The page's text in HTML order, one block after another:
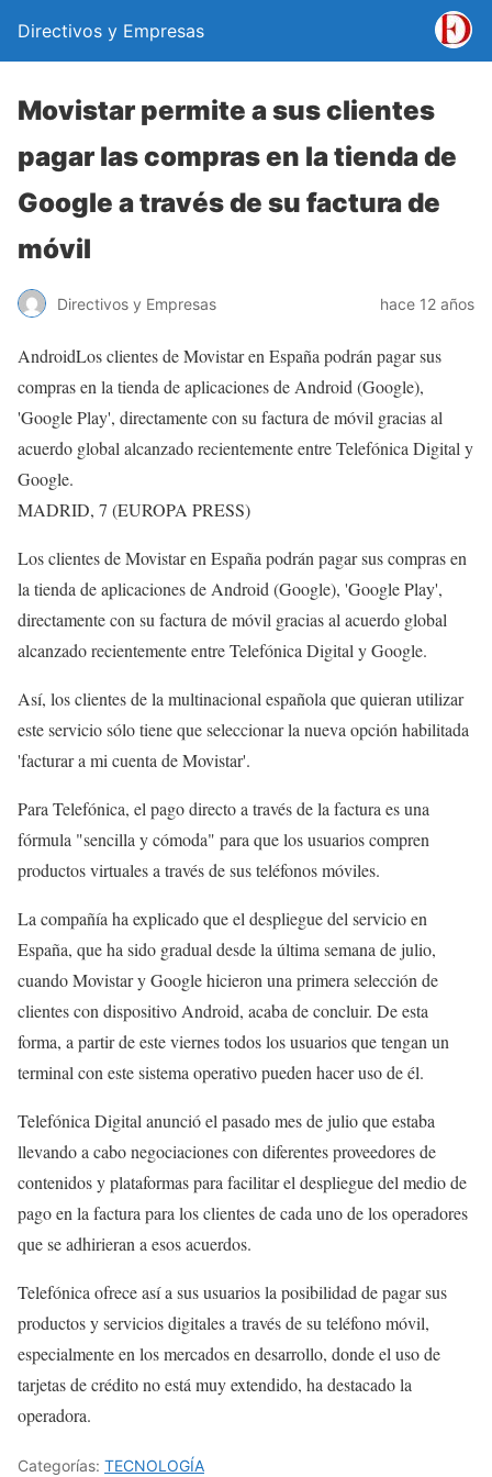
Directivos y Empresas
Movistar permite a sus clientes
pagar las compras en la tienda de
Google a través de su factura de
móvil
Directivos y Empresas hace 12 años
AndroidLos clientes de Movistar en España podrán pagar sus
compras en la tienda de aplicaciones de Android (Google),
'Google Play', directamente con su factura de móvil gracias al
acuerdo global alcanzado recientemente entre Telefónica Digital y
Google.
MADRID, 7 (EUROPA PRESS)
Los clientes de Movistar en España podrán pagar sus compras en
la tienda de aplicaciones de Android (Google), 'Google Play',
directamente con su factura de móvil gracias al acuerdo global
alcanzado recientemente entre Telefónica Digital y Google.
Así, los clientes de la multinacional española que quieran utilizar
este servicio sólo tiene que seleccionar la nueva opción habilitada
'facturar a mi cuenta de Movistar'.
Para Telefónica, el pago directo a través de la factura es una
fórmula "sencilla y cómoda" para que los usuarios compren
productos virtuales a través de sus teléfonos móviles.
La compañía ha explicado que el despliegue del servicio en
España, que ha sido gradual desde la última semana de julio,
cuando Movistar y Google hicieron una primera selección de
clientes con dispositivo Android, acaba de concluir. De esta
forma, a partir de este viernes todos los usuarios que tengan un
terminal con este sistema operativo pueden hacer uso de él.
Telefónica Digital anunció el pasado mes de julio que estaba
llevando a cabo negociaciones con diferentes proveedores de
contenidos y plataformas para facilitar el despliegue del medio de
pago en la factura para los clientes de cada uno de los operadores
que se adhirieran a esos acuerdos.
Telefónica ofrece así a sus usuarios la posibilidad de pagar sus
productos y servicios digitales a través de su teléfono móvil,
especialmente en los mercados en desarrollo, donde el uso de
tarjetas de crédito no está muy extendido, ha destacado la
operadora.
Categorías: TECNOLOGÍA